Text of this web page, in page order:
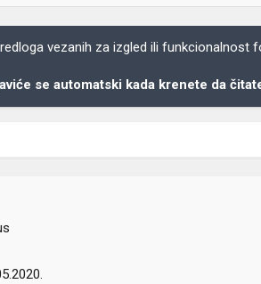
vezanih za izgled ili funkcionalnost
se automatski kada krenete da